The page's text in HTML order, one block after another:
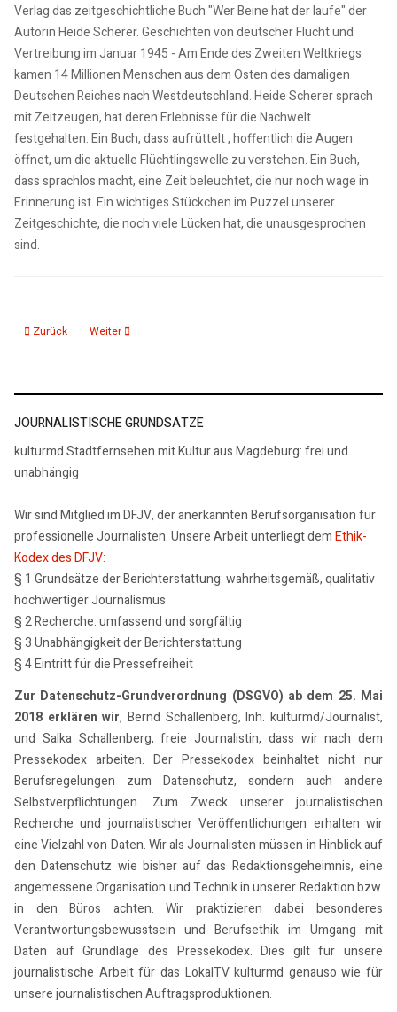
Verlag das zeitgeschichtliche Buch "Wer Beine hat der laufe" der
Autorin Heide Scherer. Geschichten von deutscher Flucht und
Vertreibung im Januar 1945 - Am Ende des Zweiten Weltkriegs
kamen 14 Millionen Menschen aus dem Osten des damaligen
Deutschen Reiches nach Westdeutschland. Heide Scherer sprach
mit Zeitzeugen, hat deren Erlebnisse für die Nachwelt
festgehalten. Ein Buch, dass aufrüttelt , hoffentlich die Augen
öffnet, um die aktuelle Flüchtlingswelle zu verstehen. Ein Buch,
dass sprachlos macht, eine Zeit beleuchtet, die nur noch wage in
Erinnerung ist. Ein wichtiges Stückchen im Puzzel unserer
Zeitgeschichte, die noch viele Lücken hat, die unausgesprochen
sind.
Vorheriger Beitrag: 200415 Interview mit Sabine Ebert zum Buch "1815.
Zurück Nächster Beitrag: Deutsches Zentrum Kulturgutverluste
Weiter
JOURNALISTISCHE GRUNDSÄTZE
kulturmd Stadtfernsehen mit Kultur aus Magdeburg: frei und
unabhängig
Wir sind Mitglied im DFJV, der anerkannten Berufsorganisation für
professionelle Journalisten. Unsere Arbeit unterliegt demEthik-
Kodex des DFJV:
§ 1 Grundsätze der Berichterstattung: wahrheitsgemäß, qualitativ
hochwertiger Journalismus
§ 2 Recherche: umfassend und sorgfältig
§ 3 Unabhängigkeit der Berichterstattung
§ 4 Eintritt für die Pressefreiheit
Zur Datenschutz-Grundverordnung (DSGVO) ab dem 25. Mai
2018 erklären wir, Bernd Schallenberg, Inh. kulturmd/Journalist,
und Salka Schallenberg, freie Journalistin, dass wir nach dem
Pressekodex arbeiten. Der Pressekodex beinhaltet nicht nur
Berufsregelungen zum Datenschutz, sondern auch andere
Selbstverpflichtungen. Zum Zweck unserer journalistischen
Recherche und journalistischer Veröffentlichungen erhalten wir
eine Vielzahl von Daten. Wir als Journalisten müssen in Hinblick auf
den Datenschutz wie bisher auf das Redaktionsgeheimnis, eine
angemessene Organisation und Technik in unserer Redaktion bzw.
in den Büros achten. Wir praktizieren dabei besonderes
Verantwortungsbewusstsein und Berufsethik im Umgang mit
Daten auf Grundlage des Pressekodex. Dies gilt für unsere
journalistische Arbeit für das LokalTV kulturmd genauso wie für
unsere journalistischen Auftragsproduktionen.